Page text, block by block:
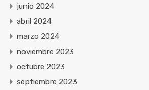
junio 2024
abril 2024
marzo 2024
noviembre 2023
octubre 2023
septiembre 2023